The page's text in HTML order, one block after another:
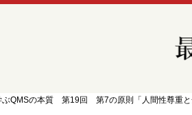
ぶQMSの本質 第19回 第7の原則「人間性尊重